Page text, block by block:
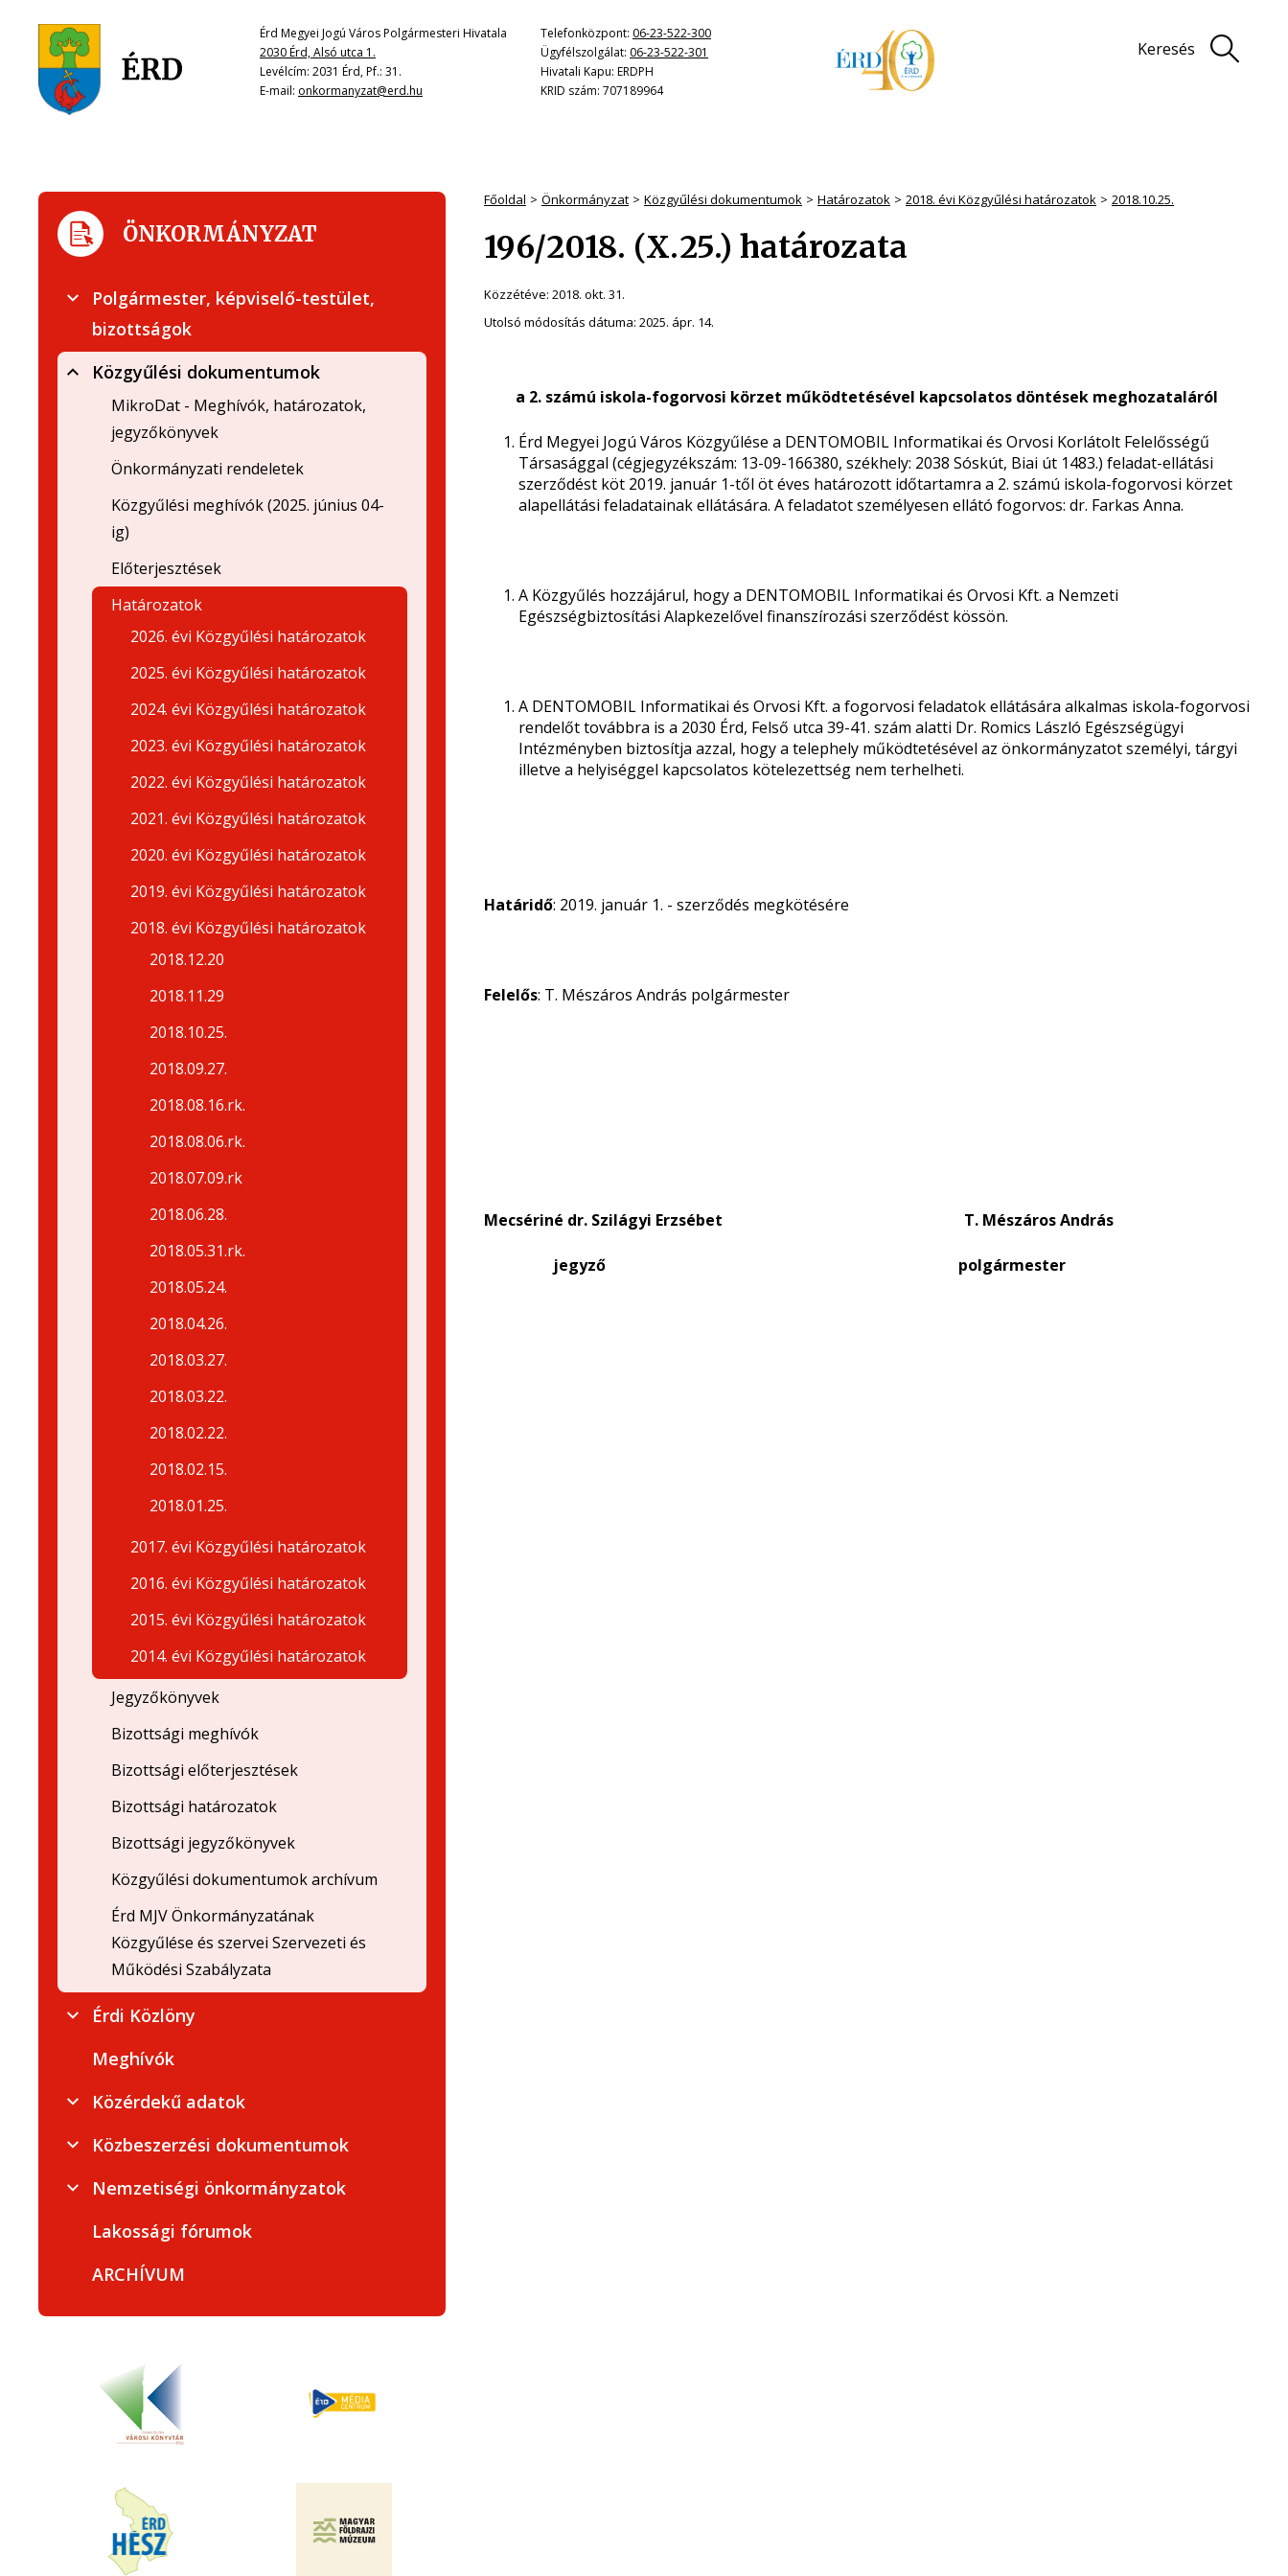
Érd Megyei Jogú Város Polgármesteri Hivatala
2030 Érd, Alsó utca 1.
Levélcím: 2031 Érd, Pf.: 31.
E-mail: onkormanyzat@erd.hu
Telefonközpont: 06-23-522-300
Ügyfélszolgálat: 06-23-522-301
Hivatali Kapu: ERDPH
KRID szám: 707189964
Keresés
Főoldal Önkormányzat Közgyűlési dokumentumok Határozatok 2018. évi Közgyűlési határozatok 2018.10.25.
196/2018. (X.25.) határozata
Közzétéve: 2018. okt. 31.
Utolsó módosítás dátuma: 2025. ápr. 14.
a 2. számú iskola-fogorvosi körzet működtetésével kapcsolatos döntések meghozataláról
Érd Megyei Jogú Város Közgyűlése a DENTOMOBIL Informatikai és Orvosi Korlátolt Felelősségű
Társasággal (cégjegyzékszám: 13-09-166380, székhely: 2038 Sóskút, Biai út 1483.) feladat-ellátási
szerződést köt 2019. január 1-től öt éves határozott időtartamra a 2. számú iskola-fogorvosi körzet
alapellátási feladatainak ellátására. A feladatot személyesen ellátó fogorvos: dr. Farkas Anna.
A Közgyűlés hozzájárul, hogy a DENTOMOBIL Informatikai és Orvosi Kft. a Nemzeti
Egészségbiztosítási Alapkezelővel finanszírozási szerződést kössön.
A DENTOMOBIL Informatikai és Orvosi Kft. a fogorvosi feladatok ellátására alkalmas iskola-fogorvosi
rendelőt továbbra is a 2030 Érd, Felső utca 39-41. szám alatti Dr. Romics László Egészségügyi
Intézményben biztosítja azzal, hogy a telephely működtetésével az önkormányzatot személyi, tárgyi
illetve a helyiséggel kapcsolatos kötelezettség nem terhelheti.
Határidő: 2019. január 1. - szerződés megkötésére
Felelős: T. Mészáros András polgármester
Mecsériné dr. Szilágyi Erzsébet T. Mészáros András
jegyző polgármester
ÖNKORMÁNYZAT
Polgármester, képviselő-testület,
bizottságok
Közgyűlési dokumentumok
MikroDat - Meghívók, határozatok,
jegyzőkönyvek
Önkormányzati rendeletek
Közgyűlési meghívók (2025. június 04-
ig)
Előterjesztések
Határozatok
2026. évi Közgyűlési határozatok
2025. évi Közgyűlési határozatok
2024. évi Közgyűlési határozatok
2023. évi Közgyűlési határozatok
2022. évi Közgyűlési határozatok
2021. évi Közgyűlési határozatok
2020. évi Közgyűlési határozatok
2019. évi Közgyűlési határozatok
2018. évi Közgyűlési határozatok
2018.12.20
2018.11.29
2018.10.25.
2018.09.27.
2018.08.16.rk.
2018.08.06.rk.
2018.07.09.rk
2018.06.28.
2018.05.31.rk.
2018.05.24.
2018.04.26.
2018.03.27.
2018.03.22.
2018.02.22.
2018.02.15.
2018.01.25.
2017. évi Közgyűlési határozatok
2016. évi Közgyűlési határozatok
2015. évi Közgyűlési határozatok
2014. évi Közgyűlési határozatok
Jegyzőkönyvek
Bizottsági meghívók
Bizottsági előterjesztések
Bizottsági határozatok
Bizottsági jegyzőkönyvek
Közgyűlési dokumentumok archívum
Érd MJV Önkormányzatának
Közgyűlése és szervei Szervezeti és
Működési Szabályzata
Érdi Közlöny
Meghívók
Közérdekű adatok
Közbeszerzési dokumentumok
Nemzetiségi önkormányzatok
Lakossági fórumok
ARCHÍVUM